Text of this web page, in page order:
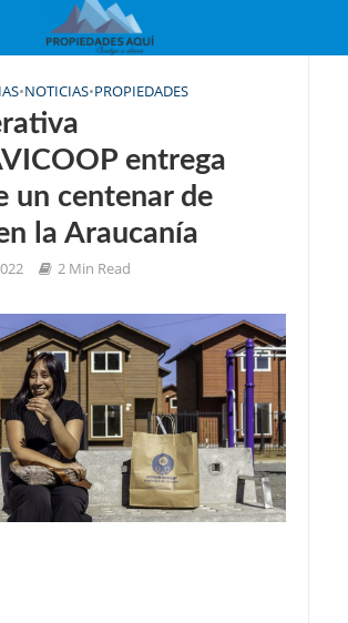
•NOTICIAS•PROPIEDADES
entrega
un centenar de
la Araucanía
2 Min Read